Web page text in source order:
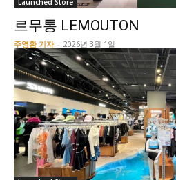
Launched Store
르무통 LEMOUTON
주영환 기자 - 2026년 3월 1일